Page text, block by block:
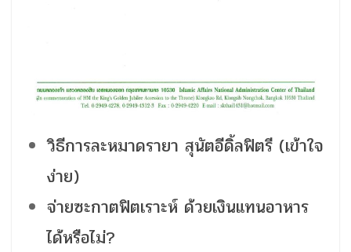
วิธีการละหมาดรายา สุนัตอีดิ้ลฟิตรี (เข้าใจ
ง่าย)
จ่ายซะกาตฟิตเราะห์ ด้วยเงินแทนอาหาร
ได้หรือไม่?